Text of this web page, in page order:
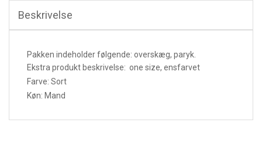
Beskrivelse
Pakken indeholder følgende: overskæg, paryk.
Ekstra produkt beskrivelse: one size, ensfarvet
Farve: Sort
Køn: Mand